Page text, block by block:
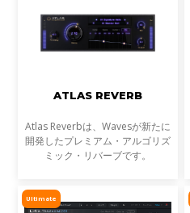
ATLAS REVERB
Atlas Reverbは、Wavesが新たに
開発したプレミアム・アルゴリズ
ミック・リバーブです。
Ultimate